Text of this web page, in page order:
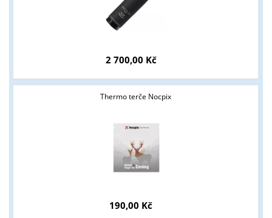
2 700,00 Kč
Thermo terče Nocpix
190,00 Kč